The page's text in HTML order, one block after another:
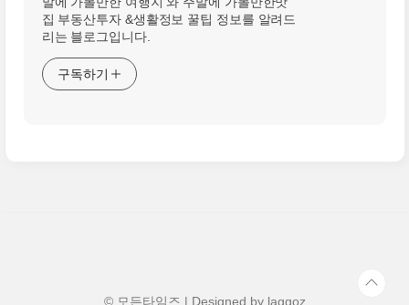
집 부동산투자 &생활정보 꿀팁 정보를 알려드
리는 블로그입니다.
구독하기
© 모든타임즈 | Designed by laggoz